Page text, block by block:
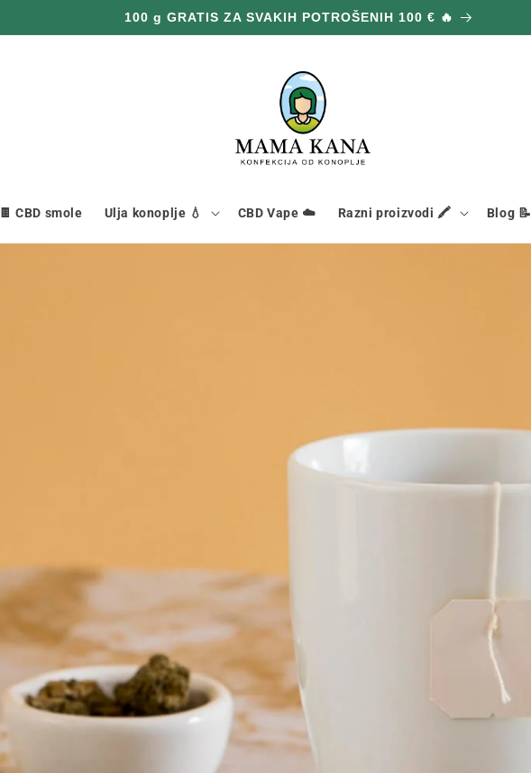
DVOSTRUKE NARUDŽBE NA CIJELOJ STRANICI 🎁
🍫 CBD smole Ulja konoplje 💧 CBD Vape ☁️ Razni proizvodi 🖍️ Blog 📝